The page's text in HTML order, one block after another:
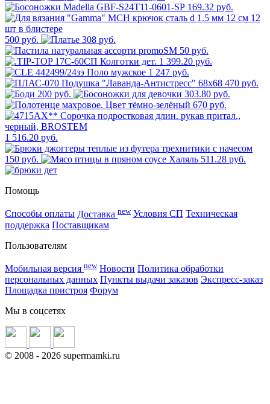
169.32 руб.
500 руб.
308 руб.
50 руб.
1 399.20 руб.
1 247 руб.
470 руб.
200 руб.
303.80 руб.
670 руб.
1 516.20 руб.
150 руб. 511.28 руб.
Помощь
Способы оплаты Доставка new Условия СП Техническая
поддержка Поставщикам
Пользователям
Мобильная версия new Новости Политика обработки
персональных данных Пункты выдачи заказов Экспресс-заказ
Площадка пристроя Форум
Мы в соцсетях
© 2008 - 2026 supermamki.ru